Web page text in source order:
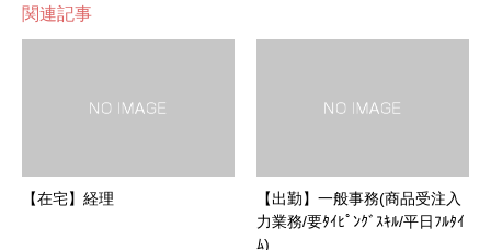
関連記事
【在宅】経理
【出勤】一般事務(商品受注入
力業務/要ﾀｲﾋﾟﾝｸﾞｽｷﾙ/平日ﾌﾙﾀｲ
ﾑ)